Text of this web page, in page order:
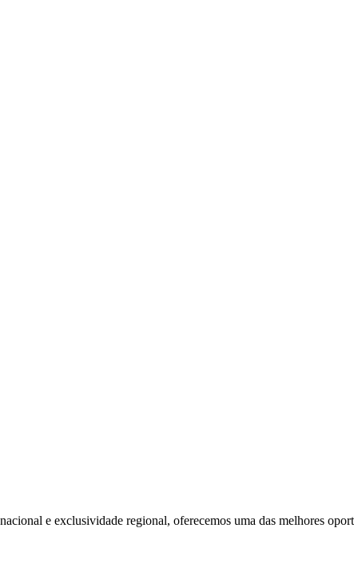
e exclusividade regional, oferecemos uma das melhores